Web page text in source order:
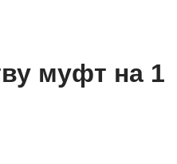
муфт на 1